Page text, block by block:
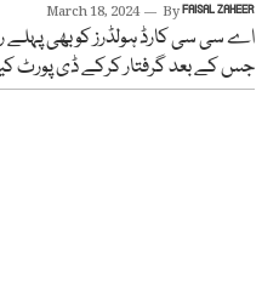
March 18, 2024 ByFAISAL ZAHEER
اے سی سی کارڈ ہولڈرز کو بھی پہلے
جس کے بعد گرفتار کرکے ڈی پورٹ